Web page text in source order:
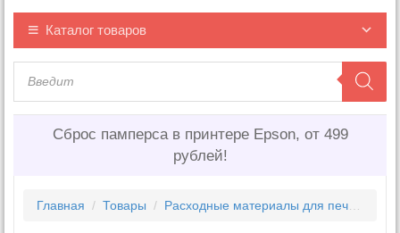
Каталог товаров
Сброс памперса в принтере Epson, от 499
рублей!
Главная / Товары / Расходные материалы для печати